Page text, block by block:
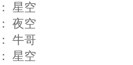
星空
夜空
牛哥
星空